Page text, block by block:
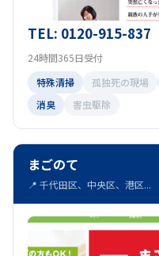
TEL: 0120-915-837
24時間365日受付
特殊清掃
孤独死の現場
消臭
害虫駆除
まごのて
📍 千代田区、中央区、港区...